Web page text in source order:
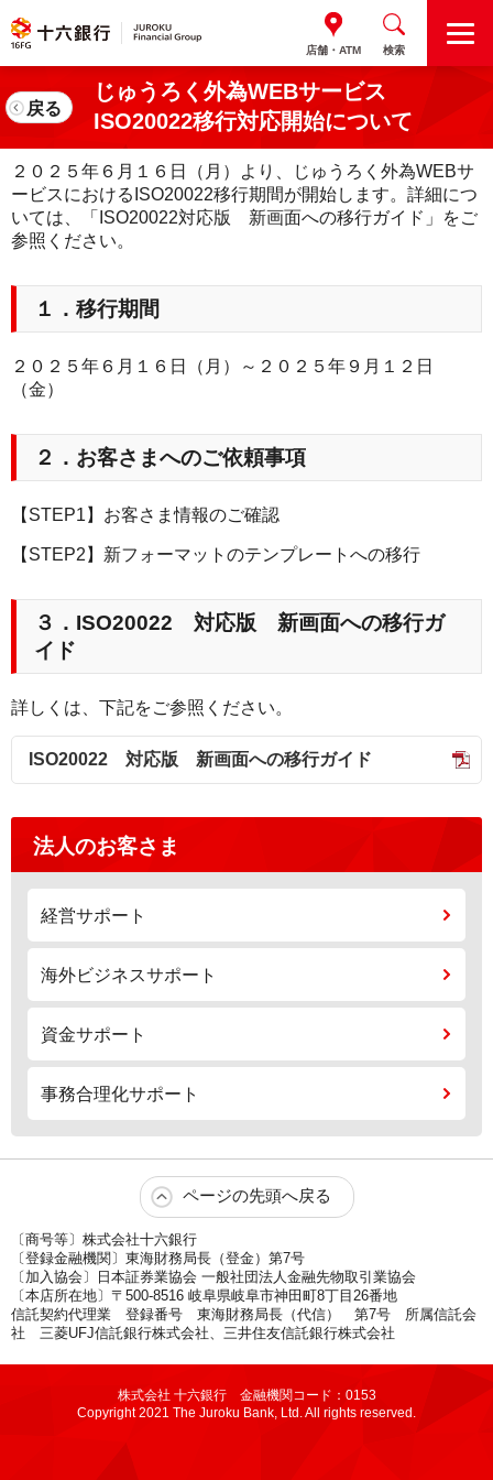
検索
店舗・ATM
M
じゅうろく外為WEBサービス
ISO20022移行対応開始について
戻る
２０２５年６月１６日（月）より、じゅうろく外為WEBサ
ービスにおける ISO20022移行期間が開始します。詳細につ
いては、「
ISO20022対応版 新画面への移行ガイド」をご
参照ください。
１．移行期間
２０２５年６月１６日（月）～２０２５年９月１２日
（金）
２．お客さまへのご依頼事項
【STEP1】お客さま情報のご確認
【STEP2】新フォーマットのテンプレートへの移行
３． ISO20022 対応版 新画面への移行ガ
イド
詳しくは、下記をご参照ください。
ISO20022 対応版 新画面への移行ガイド
法人のお客さま
経営サポート
海外ビジネスサポート
資金サポート
事務合理化サポート
ページの先頭へ戻る
〔商号等〕株式会社十六銀行
〔登録金融機関〕東海財務局長（登金）第7号
〔加入協会〕日本証券業協会 一般社団法人金融先物取引業協会
〔本店所在地〕〒500-8516 岐阜県岐阜市神田町8丁目26番地
信託契約代理業 登録番号 東海財務局長（代信） 第7号 所属信託会
社 三菱UFJ信託銀行株式会社、三井住友信託銀行株式会社
株式会社 十六銀行 金融機関コード：0153
Copyright 2021 The Juroku Bank, Ltd. All rights reserved.